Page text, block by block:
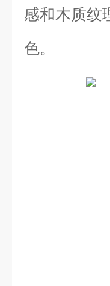
感和木质纹
色。